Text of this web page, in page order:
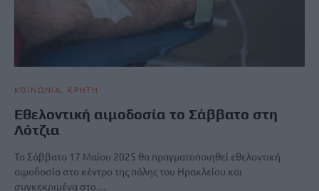
ΚΟΙΝΩΝΙΑ ΚΡΗΤΗ
Εθελοντική αιμοδοσία το Σάββατο στη
Λότζια
Το Σάββατο 17 Mαίου 2025 θα πραγματοποιηθεί εθελοντική
αιμοδοσία στο κέντρο της πόλης του Ηρακλείου και
συγκεκριμένα στο…